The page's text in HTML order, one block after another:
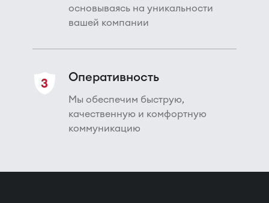
основываясь на уникальности
вашей компании
Оперативность
Мы обеспечим быструю,
качественную и комфортную
коммуникацию
3